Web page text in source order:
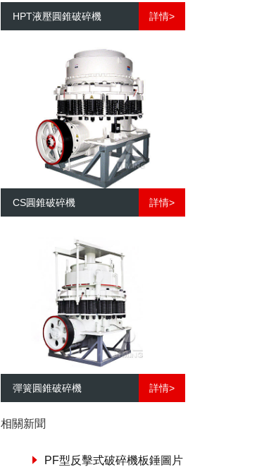
HPT液壓圓錐破碎機 詳情>
CS圓錐破碎機 詳情>
彈簧圓錐破碎機 詳情>
相關新聞
PF型反擊式破碎機板錘圖片